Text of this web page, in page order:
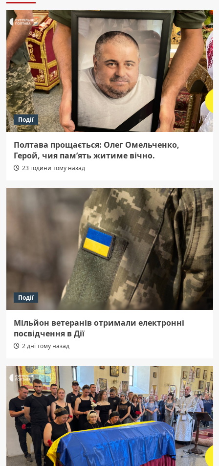
Події
Полтава прощається: Олег Омельченко,
Герой, чия пам’ять житиме вічно.
23 години тому назад
Події
Мільйон ветеранів отримали електронні
посвідчення в Дії
2 дні тому назад